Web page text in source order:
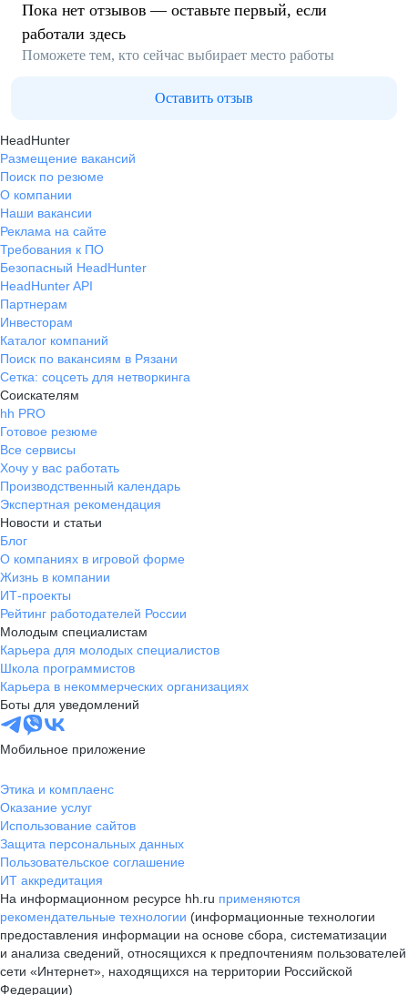
Пока нет отзывов — оставьте первый, если
работали здесь
Поможете тем, кто сейчас выбирает место работы
Оставить отзыв
HeadHunter
Размещение вакансий
Поиск по резюме
О компании
Наши вакансии
Реклама на сайте
Требования к ПО
Безопасный HeadHunter
HeadHunter API
Партнерам
Инвесторам
Каталог компаний
Поиск по вакансиям в Рязани
Сетка: соцсеть для нетворкинга
Соискателям
hh PRO
Готовое резюме
Все сервисы
Хочу у вас работать
Производственный календарь
Экспертная рекомендация
Новости и статьи
Блог
О компаниях в игровой форме
Жизнь в компании
ИТ-проекты
Рейтинг работодателей России
Молодым специалистам
Карьера для молодых специалистов
Школа программистов
Карьера в некоммерческих организациях
Боты для уведомлений
Мобильное приложение
Этика и комплаенс
Оказание услуг
Использование сайтов
Защита персональных данных
Пользовательское соглашение
ИТ аккредитация
На информационном ресурсе hh.ru применяются
рекомендательные технологии (информационные технологии
предоставления информации на основе сбора, систематизации
и анализа сведений, относящихся к предпочтениям пользователей
сети «Интернет», находящихся на территории Российской
Федерации)